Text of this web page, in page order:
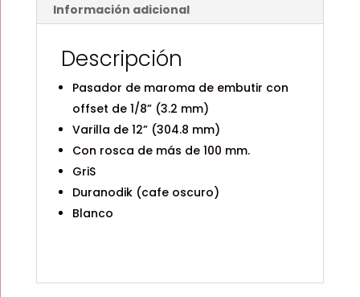
DURANODIK
BLANCO
JACKSON
Información adicional
Descripción
Pasador de maroma de embutir con
offset de 1/8” (3.2 mm)
Varilla de 12” (304.8 mm)
Con rosca de más de 100 mm.
GriS
Duranodik (cafe oscuro)
Blanco